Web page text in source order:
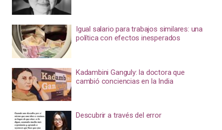
Igual salario para trabajos similares: una
política con efectos inesperados
Kadambini Ganguly: la doctora que
cambió conciencias en la India
Descubrir a través del error